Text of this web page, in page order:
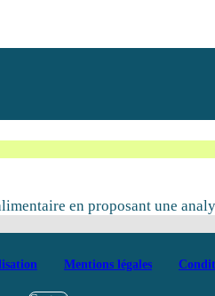
en proposant une
Mentions légales